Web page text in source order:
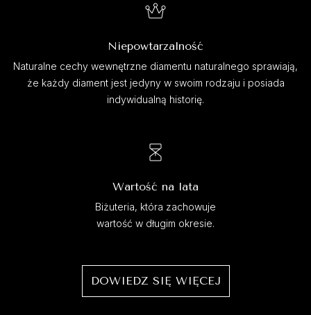
Niepowtarzalność
Naturalne cechy wewnętrzne diamentu naturalnego sprawiają,
że każdy diament jest jedyny w swoim rodzaju i posiada
indywidualną historię.
Wartość na lata
Biżuteria, która zachowuje
wartość w długim okresie.
DOWIEDZ SIĘ WIĘCEJ